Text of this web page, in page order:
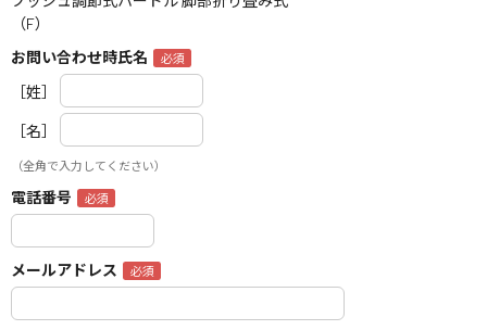
（F）
お問い合わせ時氏名
［姓］
［名］
（全角で入力してください）
電話番号
メールアドレス